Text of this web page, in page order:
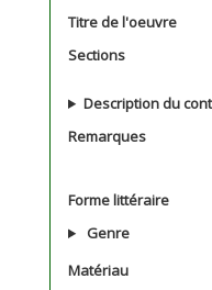
Titre de l'oeuvre
Sections
Description du
Remarques
Forme littéraire
Genre
Matériau